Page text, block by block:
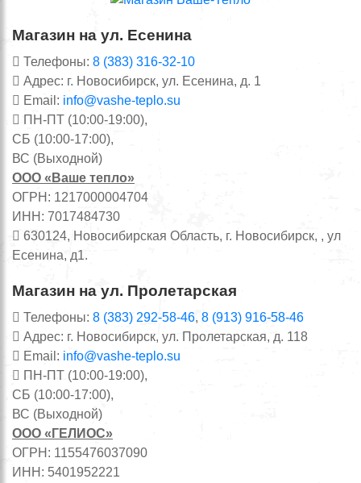
Магазин на ул. Есенина
Телефоны: 8 (383) 316-32-10
Адрес: г. Новосибирск, ул. Есенина, д. 1
Email: info@vashe-teplo.su
ПН-ПТ (10:00-19:00),
СБ (10:00-17:00),
ВС (Выходной)
ООО «Ваше тепло»
ОГРН: 1217000004704
ИНН: 7017484730
630124, Новосибирская Область, г. Новосибирск, , ул
Есенина, д1.
Магазин на ул. Пролетарская
Телефоны: 8 (383) 292-58-46, 8 (913) 916-58-46
Адрес: г. Новосибирск, ул. Пролетарская, д. 118
Email: info@vashe-teplo.su
ПН-ПТ (10:00-19:00),
СБ (10:00-17:00),
ВС (Выходной)
ООО «ГЕЛИОС»
ОГРН: 1155476037090
ИНН: 5401952221